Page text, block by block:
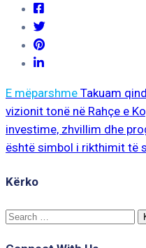
E mëparshme Takuam
vizionit tonë në Rahçe e
investime, zhvillim dhe
është simbol i rikthimit të
Kërko
Search